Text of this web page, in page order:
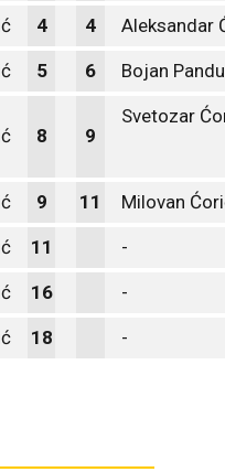
4 4 Aleksandar
5 6 Bojan
8 9
Svetozar
9 11 Milovan
11 -
16 -
18 -